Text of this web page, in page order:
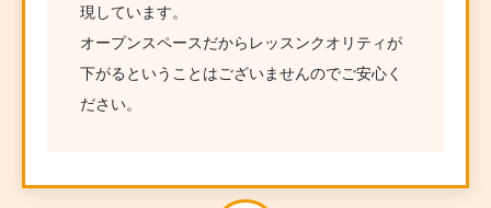
現しています。
オープンスペースだからレッスンクオリティが
下がるということはございませんのでご安心く
ださい。